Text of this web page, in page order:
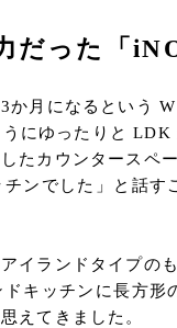
だった「
月になるという W
にゆったりと LDK
たカウンタースペ
ンでした」と話
イランドタイプの
キッチンに長方
えてきました。